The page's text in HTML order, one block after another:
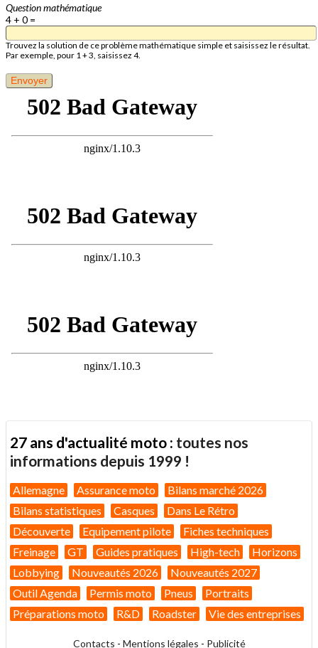
Question mathématique
4 + 0 =
Trouvez la solution de ce problème mathématique simple et saisissez le résultat.
Par exemple, pour 1 + 3, saisissez 4.
27 ans d'actualité moto : toutes nos
informations depuis 1999 !
Allemagne Assurance moto
Bilans marché 2026
Bilans statistiques
Casques
Dans Le Rétro
Découverte
Equipement pilote
Fiches techniques
Freinage
GT Guides pratiques High-tech
Horizons
Lobbying
Nouveautés 2026
Nouveautés 2027
Outil Agenda
Permis moto Pneus
Portraits
Préparations moto
R&D Roadster Vie des entreprises
Contacts - Mentions légales - Publicité